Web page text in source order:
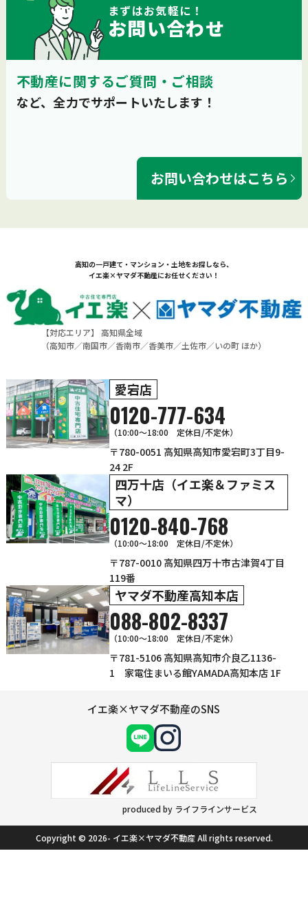
まずはお気軽に！
お問い合わせ
不動産に関するご質問・ご相談
など、全力でサポートいたします！
お問い合わせはこちら
高知の一戸建て・マンション・土地をお探しなら、
イエ楽×ヤマダ不動産にお任せください！
【対応エリア】 高知県全域
（高知市／南国市／香南市／香美市／土佐市／いの町 ほか）
愛宕店
0120-777-634
（10:00～18:00 定休日/不定休）
〒780-0051 高知県高知市愛宕町3丁目9-
24 2F
四万十店（イエ楽＆ファミス
マ）
0120-840-768
（10:00〜18:00 定休日/不定休）
〒787-0010 高知県四万十市古津賀4丁目
119番
ヤマダ不動産高知本店
088-802-8337
（10:00～18:00 定休日/不定休）
〒781-5106 高知県高知市介良乙1136-
1 家電住まいる館YAMADA高知本店 1F
イエ楽×ヤマダ不動産のSNS
produced by ライフラインサービス
Copyright © 2026- イエ楽×ヤマダ不動産 All rights reserved.